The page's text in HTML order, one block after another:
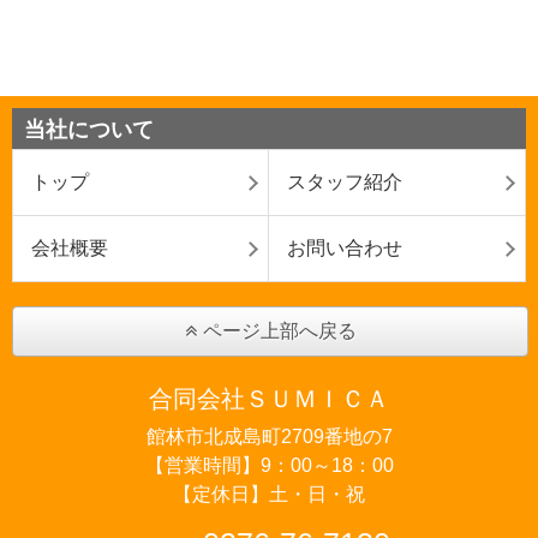
当社について
トップ スタッフ紹介
会社概要 お問い合わせ
ページ上部へ戻る
合同会社ＳＵＭＩＣＡ
館林市北成島町2709番地の7
【営業時間】9：00～18：00
【定休日】土・日・祝